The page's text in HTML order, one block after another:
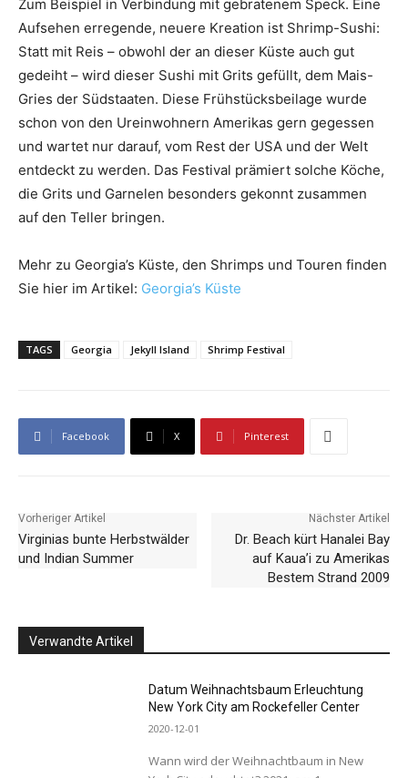
Zum Beispiel in Verbindung mit gebratenem Speck. Eine
Aufsehen erregende, neuere Kreation ist Shrimp-Sushi:
Statt mit Reis – obwohl der an dieser Küste auch gut
gedeiht – wird dieser Sushi mit Grits gefüllt, dem Mais-
Gries der Südstaaten. Diese Frühstücksbeilage wurde
schon von den Ureinwohnern Amerikas gern gegessen
und wartet nur darauf, vom Rest der USA und der Welt
entdeckt zu werden. Das Festival prämiert solche Köche,
die Grits und Garnelen besonders gekonnt zusammen
auf den Teller bringen.
Mehr zu Georgia’s Küste, den Shrimps und Touren finden
Sie hier im Artikel: Georgia’s Küste
TAGS Georgia Jekyll Island Shrimp Festival
Facebook X Pinterest
Vorheriger Artikel
Virginias bunte Herbstwälder
und Indian Summer
Nächster Artikel
Dr. Beach kürt Hanalei Bay
auf Kaua’i zu Amerikas
Bestem Strand 2009
Verwandte Artikel
Datum Weihnachtsbaum Erleuchtung
New York City am Rockefeller Center
2020-12-01
Wann wird der Weihnachtbaum in New